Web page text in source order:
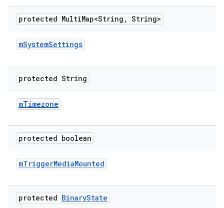
protected MultiMap<String , String>
mSystemSettings
protected String
mTimezone
protected boolean
mTriggerMediaMounted
protected BinaryState